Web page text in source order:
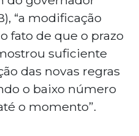
“a modificação
fato de que o prazo
suficiente
das novas regras
o baixo número
o momento”.